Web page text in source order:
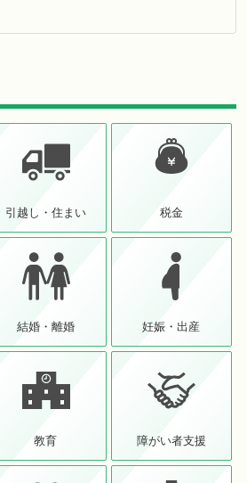
引越し・住まい 税金
結婚・離婚 妊娠・出産
教育 障がい者支援